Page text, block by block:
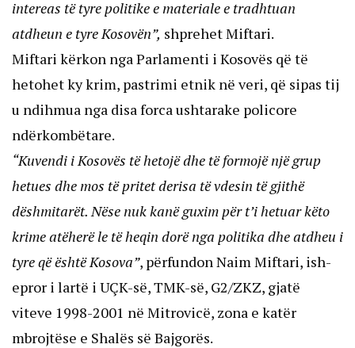
intereas të tyre politike e materiale e tradhtuan
atdheun e tyre Kosovën”, shprehet Miftari.
Miftari kërkon nga Parlamenti i Kosovës që të
hetohet ky krim, pastrimi etnik në veri, që sipas tij
u ndihmua nga disa forca ushtarake policore
ndërkombëtare.
“Kuvendi i Kosovës të hetojë dhe të formojë një grup
hetues dhe mos të pritet derisa të vdesin të gjithë
dëshmitarët. Nëse nuk kanë guxim për t’i hetuar këto
krime atëherë le të heqin dorë nga politika dhe atdheu i
tyre që është Kosova”, përfundon Naim Miftari, ish-
epror i lartë i UÇK-së, TMK-së, G2/ZKZ, gjatë
viteve 1998-2001 në Mitrovicë, zona e katër
mbrojtëse e Shalës së Bajgorës.